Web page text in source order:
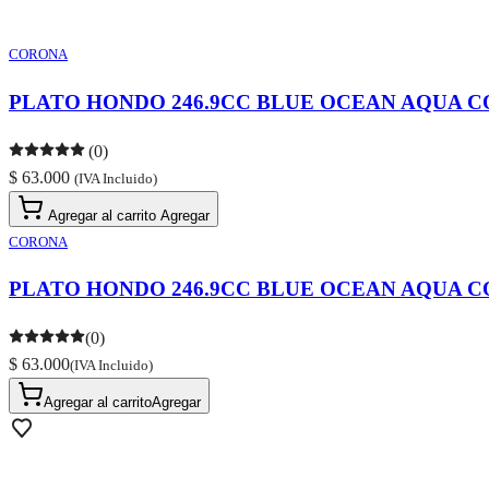
CORONA
PLATO HONDO 246.9CC BLUE OCEAN AQUA
(0)
$ 63.000 (IVA Incluido)
Agregar al carrito Agregar
CORONA
PLATO HONDO 246.9CC BLUE OCEAN AQUA
(0)
$ 63.000(IVA Incluido)
Agregar al carritoAgregar